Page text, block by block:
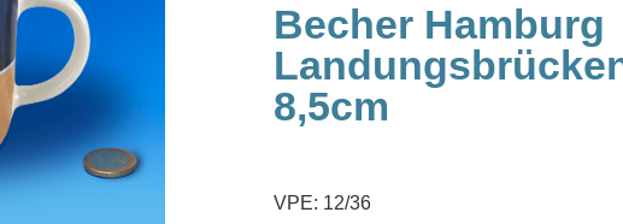
Becher Hamburg
8,5cm
VPE: 12/36